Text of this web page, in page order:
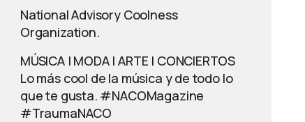
National Advisory Coolness
Organization.
MÚSICA | MODA | ARTE | CONCIERTOS
Lo más cool de la música y de todo lo
que te gusta. #NACOMagazine
#TraumaNACO